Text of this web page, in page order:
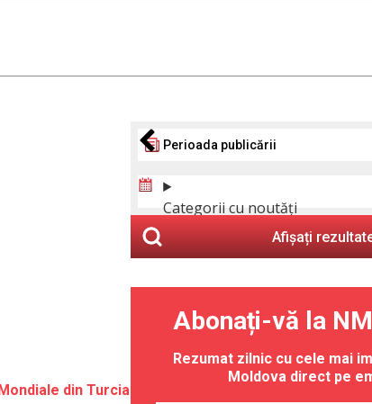
din Turcia
Perioada publicării
Categorii cu noutăți
Afișați
Abonați-vă la
Rezumat zilnic cu cele mai
Moldova direct pe